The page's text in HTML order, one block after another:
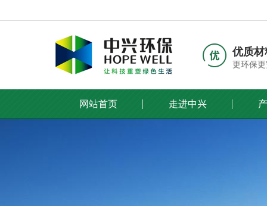
优质材
更环保
网站首页 走进中兴